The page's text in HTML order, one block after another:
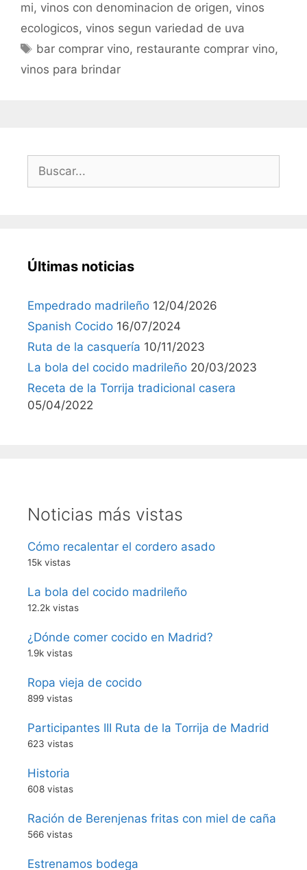
mi, vinos con denominacion de origen, vinos
ecologicos, vinos segun variedad de uva
bar comprar vino, restaurante comprar vino,
vinos para brindar
Últimas noticias
Empedrado madrileño 12/04/2026
Spanish Cocido 16/07/2024
Ruta de la casquería 10/11/2023
La bola del cocido madrileño 20/03/2023
Receta de la Torrija tradicional casera
05/04/2022
Noticias más vistas
Cómo recalentar el cordero asado
15k vistas
La bola del cocido madrileño
12.2k vistas
¿Dónde comer cocido en Madrid?
1.9k vistas
Ropa vieja de cocido
899 vistas
Participantes III Ruta de la Torrija de Madrid
623 vistas
Historia
608 vistas
Ración de Berenjenas fritas con miel de caña
566 vistas
Estrenamos bodega